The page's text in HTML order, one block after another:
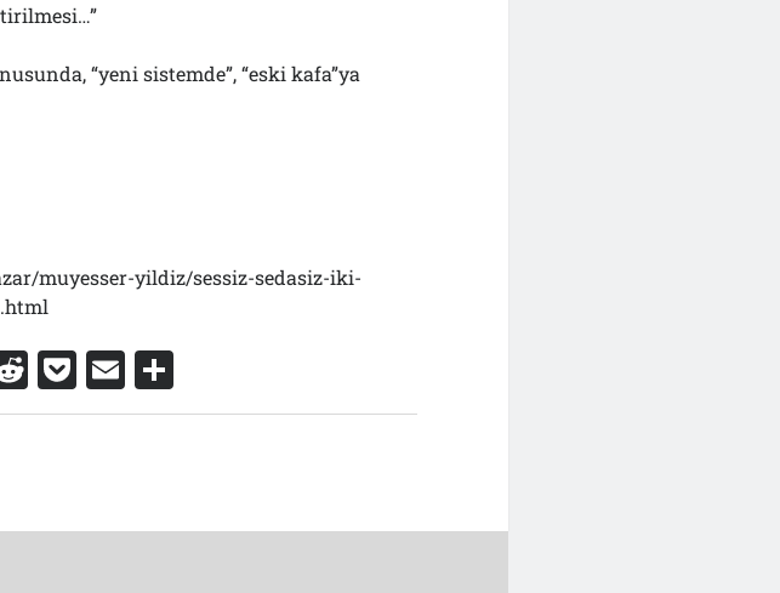
“yeni sistemde”, “eski kafa”ya
muyesser-yildiz/sessiz-sedasiz-iki-
R
e
t
P
o
et
E
m h